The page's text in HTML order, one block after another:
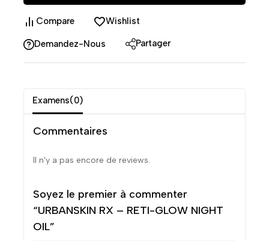
Compare Wishlist
Demandez-Nous Partager
Examens(0)
Commentaires
Il n'y a pas encore de reviews.
Soyez le premier à commenter
“URBANSKIN RX – RETI-GLOW NIGHT
OIL”